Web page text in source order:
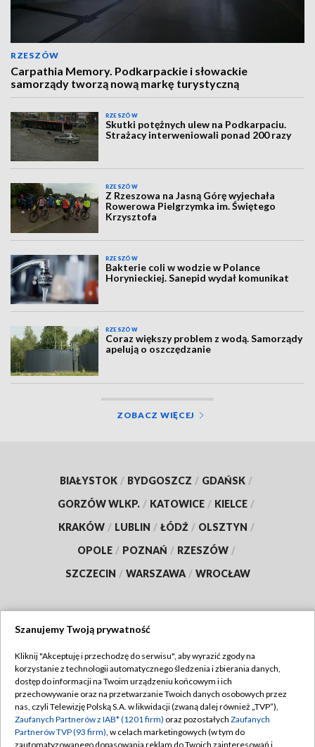
RZESZÓW
Carpathia Memory. Podkarpackie i słowackie
samorządy tworzą nową markę turystyczną
RZESZÓW
Skutki potężnych ulew na Podkarpaciu.
Strażacy interweniowali ponad 200 razy
RZESZÓW
Z Rzeszowa na Jasną Górę wyjechała
Rowerowa Pielgrzymka im. Świętego
Krzysztofa
RZESZÓW
Bakterie coli w wodzie w Polance
Horynieckiej. Sanepid wydał komunikat
RZESZÓW
Coraz większy problem z wodą. Samorządy
apelują o oszczędzanie
ZOBACZ WIĘCEJ
BIAŁYSTOK / BYDGOSZCZ / GDAŃSK /
GORZÓW WLKP. / KATOWICE / KIELCE /
KRAKÓW / LUBLIN / ŁÓDŹ / OLSZTYN /
OPOLE / POZNAŃ / RZESZÓW /
SZCZECIN / WARSZAWA / WROCŁAW
TVP
Abonament TVP
Emisja w TVP
Centrum informacji TVP
Regulamin TVP
Polityka prywatności
Moje zgody
Szanujemy Twoją prywatność
Kliknij "Akceptuję i przechodzę do serwisu", aby wyrazić zgody na
korzystanie z technologii automatycznego śledzenia i zbierania danych,
dostęp do informacji na Twoim urządzeniu końcowym i ich
przechowywanie oraz na przetwarzanie Twoich danych osobowych przez
nas, czyli Telewizję Polską S.A. w likwidacji (zwaną dalej również „TVP”),
Zaufanych Partnerów z IAB* (1201 firm) oraz pozostałych Zaufanych
Partnerów TVP (93 firm), w celach marketingowych (w tym do
zautomatyzowanego dopasowania reklam do Twoich zainteresowań i